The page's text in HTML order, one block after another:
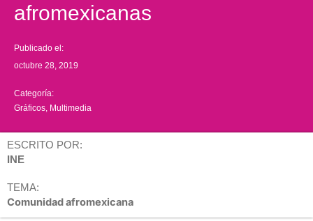
afromexicanas
Publicado el:
octubre 28, 2019
Categoría:
Gráficos Multimedia
ESCRITO POR:
INE
TEMA:
Comunidad afromexicana